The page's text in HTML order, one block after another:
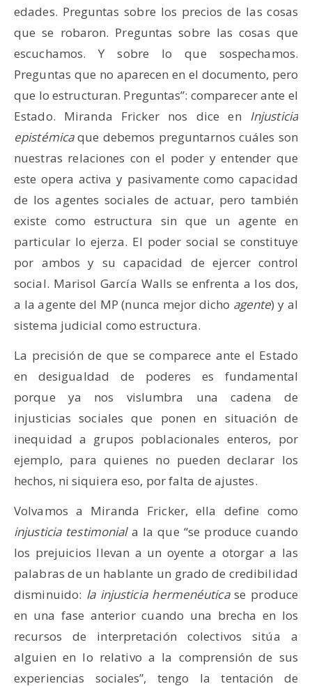
edades. Preguntas sobre los precios de las cosas
que se robaron. Preguntas sobre las cosas que
escuchamos. Y sobre lo que sospechamos.
Preguntas que no aparecen en el documento, pero
que lo estructuran. Preguntas”: comparecer ante el
Estado. Miranda Fricker nos dice en Injusticia
epistémicaque debemos preguntarnos cuáles son
nuestras relaciones con el poder y entender que
este opera activa y pasivamente como capacidad
de los agentes sociales de actuar, pero también
existe como estructura sin que un agente en
particular lo ejerza. El poder social se constituye
por ambos y su capacidad de ejercer control
social. Marisol García Walls se enfrenta a los dos,
a la agente del MP (nunca mejor dicho agente) y al
sistema judicial como estructura.
La precisión de que se comparece ante el Estado
en desigualdad de poderes es fundamental
porque ya nos vislumbra una cadena de
injusticias sociales que ponen en situación de
inequidad a grupos poblacionales enteros, por
ejemplo, para quienes no pueden declarar los
hechos, ni siquiera eso, por falta de ajustes.
Volvamos a Miranda Fricker, ella define como
injusticia testimonial a la que “se produce cuando
los prejuicios llevan a un oyente a otorgar a las
palabras de un hablante un grado de credibilidad
disminuido: la injusticia hermenéuticase produce
en una fase anterior cuando una brecha en los
recursos de interpretación colectivos sitúa a
alguien en lo relativo a la comprensión de sus
experiencias sociales”, tengo la tentación de